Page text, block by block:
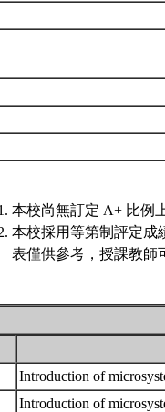
本校尚無訂定 A+ 比例
本校採用等第制評定成
表僅供參考，授課教師
Introduction of
Introduction of